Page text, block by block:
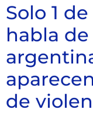
Solo 1
habla
de